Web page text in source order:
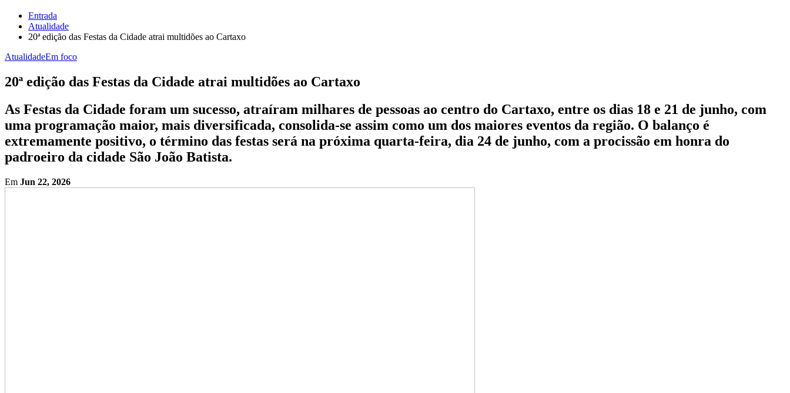
Entrada
Atualidade
20ª edição das Festas da Cidade atrai multidões ao Cartaxo
AtualidadeEm foco
20ª edição das Festas da Cidade atrai multidões ao Cartaxo
As Festas da Cidade foram um sucesso, atraíram milhares de pessoas ao centro do Cartaxo, entre os dias 18 e 21 de junho, com
uma programação maior, mais diversificada, consolida-se assim como um dos maiores eventos da região. O balanço é
extremamente positivo, o término das festas será na próxima quarta-feira, dia 24 de junho, com a procissão em honra do
padroeiro da cidade São João Batista.
Em Jun 22, 2026